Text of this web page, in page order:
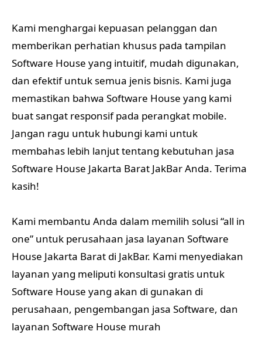
Kami menghargai kepuasan pelanggan dan
memberikan perhatian khusus pada tampilan
Software House yang intuitif, mudah digunakan,
dan efektif untuk semua jenis bisnis. Kami juga
memastikan bahwa Software House yang kami
buat sangat responsif pada perangkat mobile.
Jangan ragu untuk hubungi kami untuk
membahas lebih lanjut tentang kebutuhan jasa
Software House Jakarta Barat JakBar Anda. Terima
kasih!
Kami membantu Anda dalam memilih solusi “all in
one” untuk perusahaan jasa layanan Software
House Jakarta Barat di JakBar. Kami menyediakan
layanan yang meliputi konsultasi gratis untuk
Software House yang akan di gunakan di
perusahaan, pengembangan jasa Software, dan
layanan Software House murah